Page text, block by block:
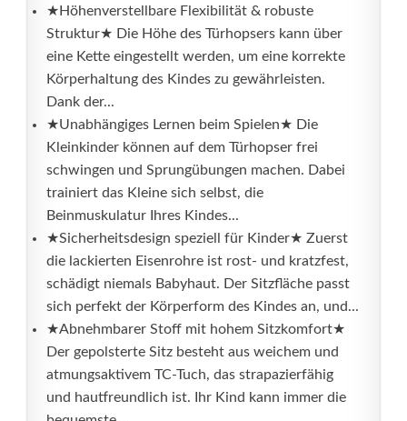
★Höhenverstellbare Flexibilität & robuste
Struktur★ Die Höhe des Türhopsers kann über
eine Kette eingestellt werden, um eine korrekte
Körperhaltung des Kindes zu gewährleisten.
Dank der...
★Unabhängiges Lernen beim Spielen★ Die
Kleinkinder können auf dem Türhopser frei
schwingen und Sprungübungen machen. Dabei
trainiert das Kleine sich selbst, die
Beinmuskulatur Ihres Kindes...
★Sicherheitsdesign speziell für Kinder★ Zuerst
die lackierten Eisenrohre ist rost- und kratzfest,
schädigt niemals Babyhaut. Der Sitzfläche passt
sich perfekt der Körperform des Kindes an, und...
★Abnehmbarer Stoff mit hohem Sitzkomfort★
Der gepolsterte Sitz besteht aus weichem und
atmungsaktivem TC-Tuch, das strapazierfähig
und hautfreundlich ist. Ihr Kind kann immer die